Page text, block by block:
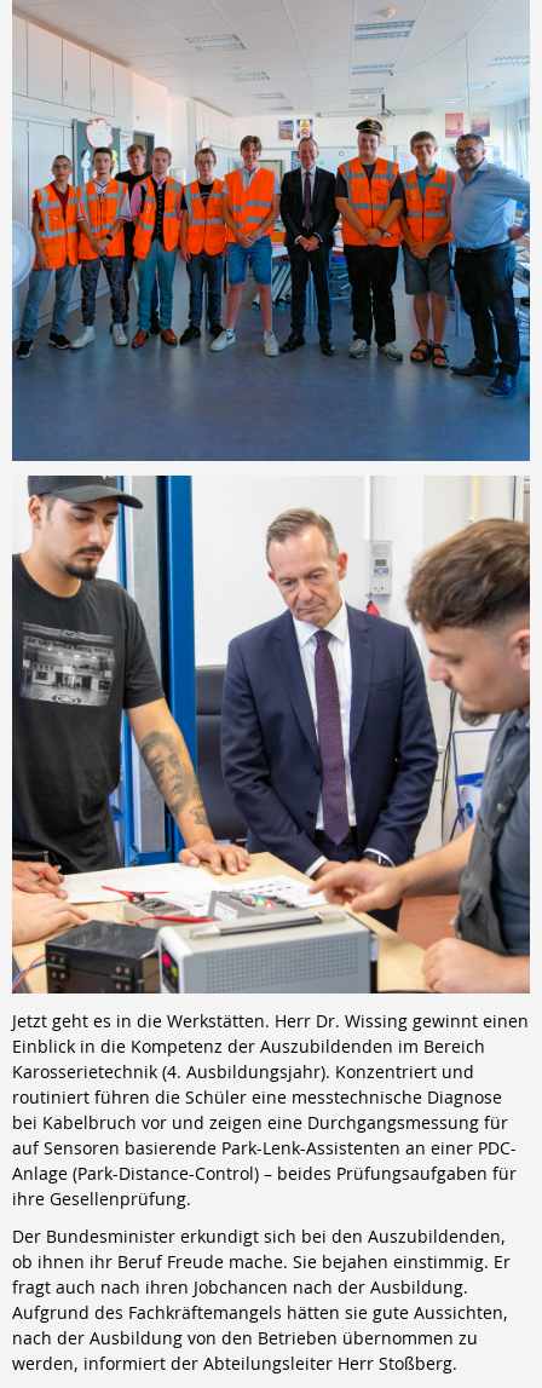
Jetzt geht es in die Werkstätten. Herr Dr. Wissing gewinnt einen
Einblick in die Kompetenz der Auszubildenden im Bereich
Karosserietechnik (4. Ausbildungsjahr). Konzentriert und
routiniert führen die Schüler eine messtechnische Diagnose
bei Kabelbruch vor und zeigen eine Durchgangsmessung für
auf Sensoren basierende Park-Lenk-Assistenten an einer PDC-
Anlage (Park-Distance-Control) – beides Prüfungsaufgaben für
ihre Gesellenprüfung.
Der Bundesminister erkundigt sich bei den Auszubildenden,
ob ihnen ihr Beruf Freude mache. Sie bejahen einstimmig. Er
fragt auch nach ihren Jobchancen nach der Ausbildung.
Aufgrund des Fachkräftemangels hätten sie gute Aussichten,
nach der Ausbildung von den Betrieben übernommen zu
werden, informiert der Abteilungsleiter Herr Stoßberg.